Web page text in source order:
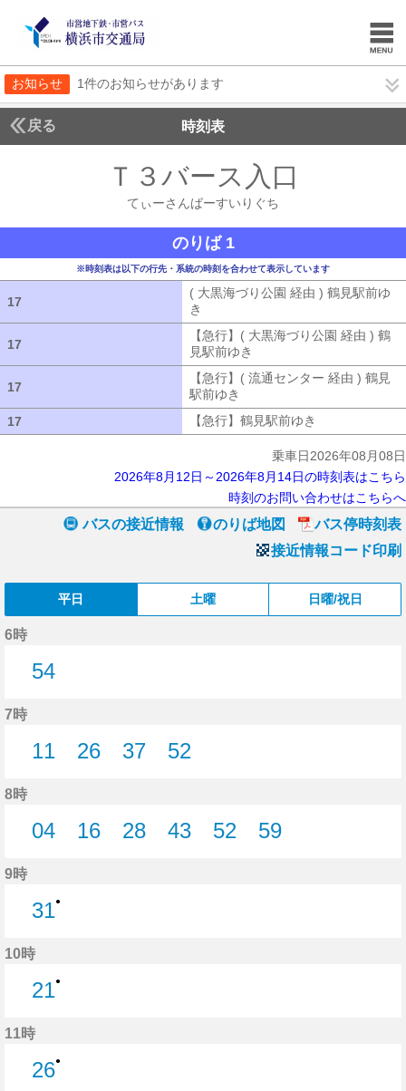
お知らせ 1件のお知らせがあります
戻る 時刻表
Ｔ３バース入口
てぃーさんばーすいりぐち
のりば 1
※時刻表は以下の行先・系統の時刻を合わせて表示しています
17
( 大黒海づり公園 経由 ) 鶴見駅前ゆ
き
17
【急行】( 大黒海づり公園 経由 ) 鶴
見駅前ゆき
17
【急行】( 流通センター 経由 ) 鶴見
駅前ゆき
17
【急行】鶴見駅前ゆき
乗車日2026年08月08日
2026年8月12日～2026年8月14日の時刻表はこちら
時刻のお問い合わせはこちらへ
バスの接近情報 のりば地図
バス停時刻表
接近情報コード印刷
平日 土曜 日曜/祝日
6時
54
7時
11
26
37
52
8時
04
16
28
43
52
59
9時
31●
10時
21●
11時
26●